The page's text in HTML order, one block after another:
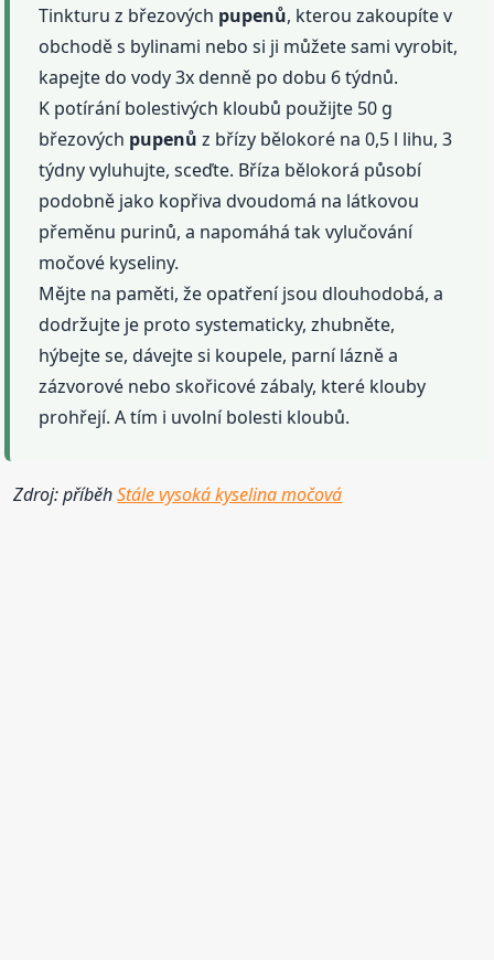
Tinkturu z březových pupenů, kterou zakoupíte v
obchodě s bylinami nebo si ji můžete sami vyrobit,
kapejte do vody 3x denně po dobu 6 týdnů.
K potírání bolestivých kloubů použijte 50 g
březových pupenů z břízy bělokoré na 0,5 l lihu, 3
týdny vyluhujte, sceďte. Bříza bělokorá působí
podobně jako kopřiva dvoudomá na látkovou
přeměnu purinů, a napomáhá tak vylučování
močové kyseliny.
Mějte na paměti, že opatření jsou dlouhodobá, a
dodržujte je proto systematicky, zhubněte,
hýbejte se, dávejte si koupele, parní lázně a
zázvorové nebo skořicové zábaly, které klouby
prohřejí. A tím i uvolní bolesti kloubů.
Zdroj: příběhStále vysoká kyselina močová